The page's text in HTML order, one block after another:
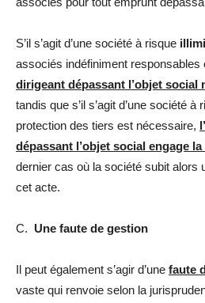
S’il s’agit d’une société à risque
associés indéfiniment responsables
dirigeant dépassant l’objet social
tandis que s’il s’agit d’une société à
protection des tiers est nécessaire,
dépassant l’objet social engage
dernier cas où la société subit alors
cet acte.
C. Une faute de gestion
Il peut également s’agir d’une faute
vaste qui renvoie selon la